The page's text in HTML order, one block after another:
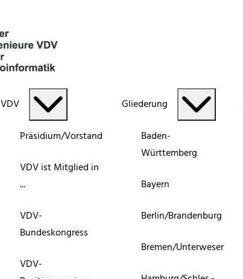
VDV
Präsidium/Vorstand
VDV ist Mitglied in
...
VDV-
Bundeskongress
VDV-
Gliederung
Baden-
Württemberg
Bayern
Berlin/Brandenburg
Bremen/Unterweser